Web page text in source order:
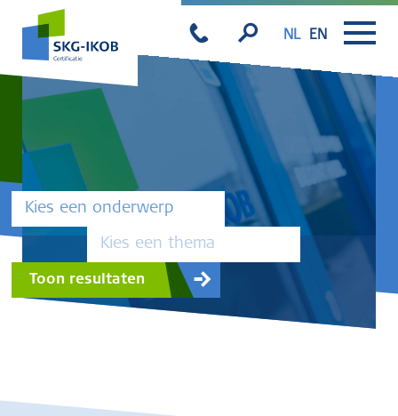
NL EN
Kies een onderwerp
Kies een thema
Toon resultaten